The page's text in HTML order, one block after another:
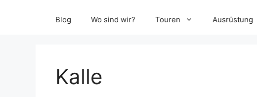
Blog Wo sind wir? Touren Ausrüstung
Kalle